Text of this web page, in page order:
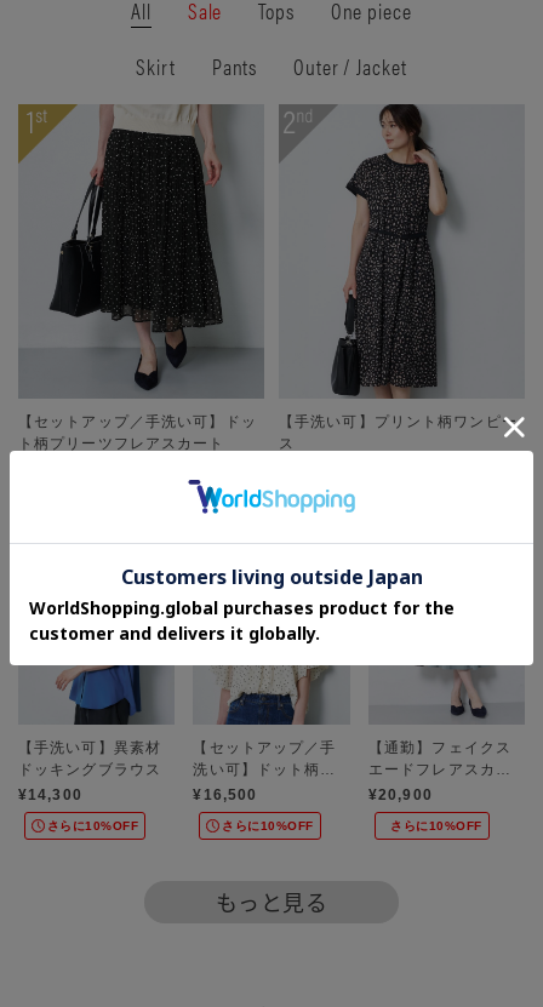
All Sale Tops
One piece
Skirt
Pants Outer / Jacket
【セットアップ／手洗い可】ドッ
ト柄プリーツフレアスカート
【手洗い可】プリント柄ワンピー
ス
さらに10%OFF
【手洗い可】異素材
ドッキングブラウス
¥14,300
さらに10%OFF
【セットアップ／手
洗い可】ドット柄シ
アーブラウス
¥16,500
さらに10%OFF
【通勤】フェイクス
エードフレアスカー
ト
¥20,900
さらに10%OFF
もっと見る